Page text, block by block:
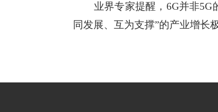
业界专家提醒，6G并非
同发展、互为支撑”的产业增长